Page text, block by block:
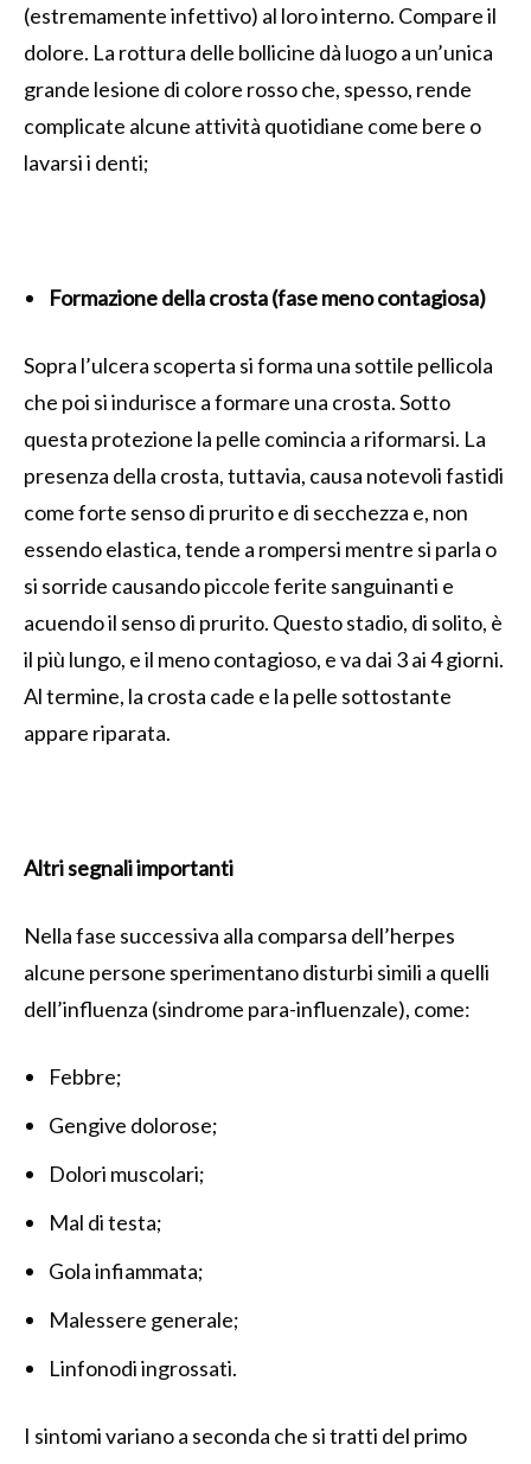
(estremamente infettivo) al loro interno. Compare il
dolore. La rottura delle bollicine dà luogo a un’unica
grande lesione di colore rosso che, spesso, rende
complicate alcune attività quotidiane come bere o
lavarsi i denti;
Formazione della crosta (fase meno contagiosa)
Sopra l’ulcera scoperta si forma una sottile pellicola
che poi si indurisce a formare una crosta. Sotto
questa protezione la pelle comincia a riformarsi. La
presenza della crosta, tuttavia, causa notevoli fastidi
come forte senso di prurito e di secchezza e, non
essendo elastica, tende a rompersi mentre si parla o
si sorride causando piccole ferite sanguinanti e
acuendo il senso di prurito. Questo stadio, di solito, è
il più lungo, e il meno contagioso, e va dai 3 ai 4 giorni.
Al termine, la crosta cade e la pelle sottostante
appare riparata.
Altri segnali importanti
Nella fase successiva alla comparsa dell’herpes
alcune persone sperimentano disturbi simili a quelli
dell’influenza (sindrome para-influenzale), come:
Febbre;
Gengive dolorose;
Dolori muscolari;
Mal di testa;
Gola infiammata;
Malessere generale;
Linfonodi ingrossati.
I sintomi variano a seconda che si tratti del primo